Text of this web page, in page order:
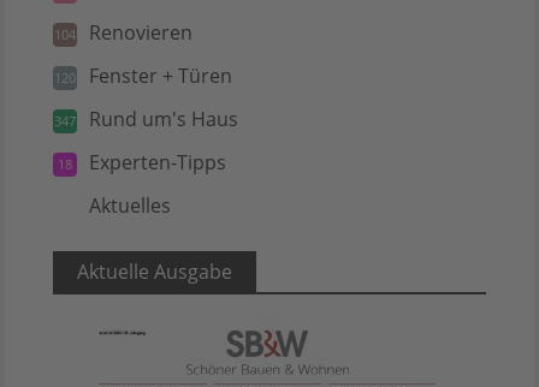
104 Renovieren
120 Fenster + Türen
347 Rund um's Haus
18 Experten-Tipps
Aktuelles
Aktuelle Ausgabe